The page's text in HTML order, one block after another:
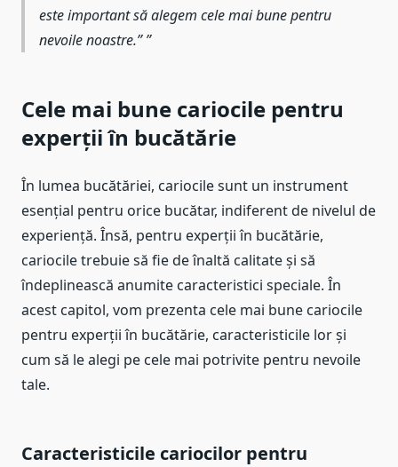
este important să alegem cele mai bune pentru
nevoile noastre.”
Cele mai bune cariocile pentru
experții în bucătărie
În lumea bucătăriei, cariocile sunt un instrument
esențial pentru orice bucătar, indiferent de nivelul de
experiență. Însă, pentru experții în bucătărie,
cariocile trebuie să fie de înaltă calitate și să
îndeplinească anumite caracteristici speciale. În
acest capitol, vom prezenta cele mai bune cariocile
pentru experții în bucătărie, caracteristicile lor și
cum să le alegi pe cele mai potrivite pentru nevoile
tale.
Caracteristicile cariocilor pentru